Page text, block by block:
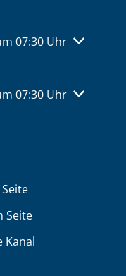
oder Schließzeiten
07:30 Uhr
oder Schließzeiten
07:30 Uhr
Seite
Kanal